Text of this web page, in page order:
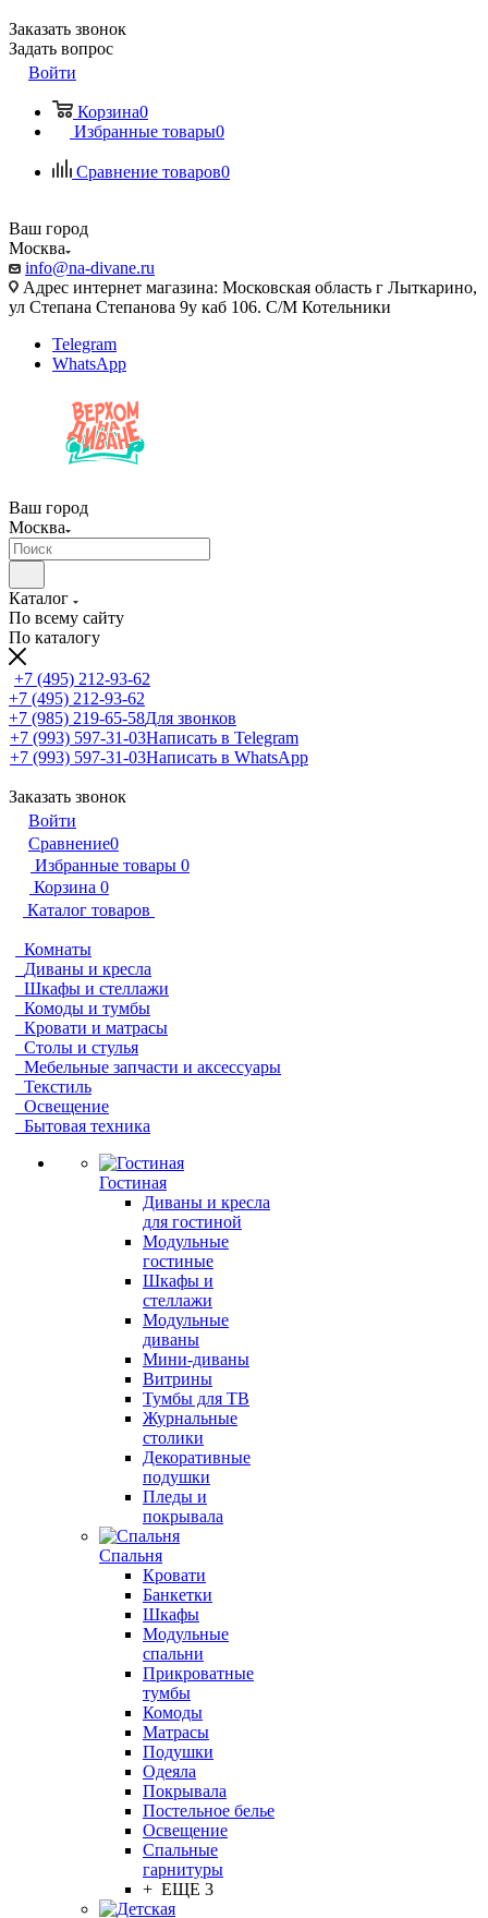
Заказать звонок
Задать вопрос
Войти
Корзина0
Избранные товары0
Сравнение товаров0
Ваш город
Москва
info@na-divane.ru
Адрес интернет магазина: Московская область г Лыткарино,
ул Степана Степанова 9у каб 106. С/М Котельники
Telegram
WhatsApp
Ваш город
Москва
Каталог
По всему сайту
По каталогу
+7 (495) 212-93-62
+7 (495) 212-93-62
+7 (985) 219-65-58Для звонков
+7 (993) 597-31-03Написать в Telegram
+7 (993) 597-31-03Написать в WhatsApp
Заказать звонок
Войти
Сравнение0
Избранные товары 0
Корзина 0
Каталог товаров
Комнаты
Диваны и кресла
Шкафы и стеллажи
Комоды и тумбы
Кровати и матрасы
Столы и стулья
Мебельные запчасти и аксессуары
Текстиль
Освещение
Бытовая техника
Гостиная
Диваны и кресла
для гостиной
Модульные
гостиные
Шкафы и
стеллажи
Модульные
диваны
Мини-диваны
Витрины
Тумбы для ТВ
Журнальные
столики
Декоративные
подушки
Пледы и
покрывала
Спальня
Кровати
Банкетки
Шкафы
Модульные
спальни
Прикроватные
тумбы
Комоды
Матрасы
Подушки
Одеяла
Покрывала
Постельное белье
Освещение
Спальные
гарнитуры
+ ЕЩЕ 3